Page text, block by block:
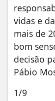
vidas e
mais de
bom
decisão
Pábio
1/9